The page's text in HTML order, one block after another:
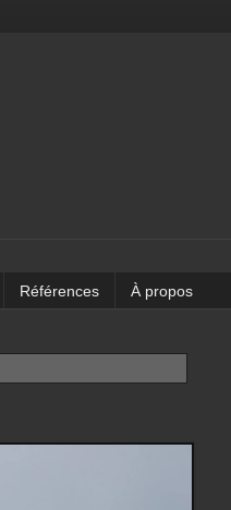
Références À propos